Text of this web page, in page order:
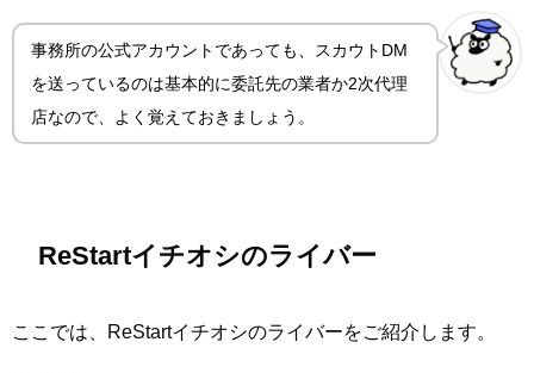
事務所の公式アカウントであっても、スカウトDM
を送っているのは基本的に委託先の業者か2次代理
店なので、よく覚えておきましょう。
ReStartイチオシのライバー
ここでは、ReStartイチオシのライバーをご紹介します。